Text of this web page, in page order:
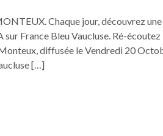
Chaque jour, découvrez
France Bleu Vaucluse. Ré-
diffusée le Vendredi 20
[…]